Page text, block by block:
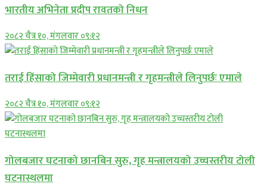
भारतीय अभिनेता प्रदीप रावतको निधन
२०८२ चैत्र १०, मंगलवार ०९:१२
तराई हिंसाको जिम्मेवारी प्रधानमन्त्री र गृहमन्त्रीले लिनुपर्छः एमाले
२०८२ चैत्र १०, मंगलवार ०९:१२
गोलबजार घटनाको छानबिन सुरु, गृह मन्त्रालयको उच्चस्तरीय टोली
घटनास्थलमा